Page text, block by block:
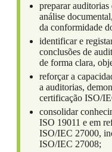
preparar
análise
da conformidade
identificar e
conclusões de
de forma clara,
reforçar a
a auditorias,
certificação ISO/
consolidar
ISO 19011 e em
ISO/IEC 27000,
ISO/IEC 27008;